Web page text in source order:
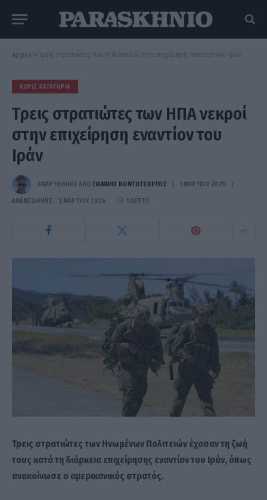
Αρχική » Tρεις στρατιώτες των ΗΠΑ νεκροί στην επιχείρηση εναντίον του Ιράν
ΧΩΡΊΣ ΚΑΤΗΓΟΡΊΑ
Tρεις στρατιώτες των ΗΠΑ νεκροί
στην επιχείρηση εναντίον του
Ιράν
ΑΝΑΡΤΗΘΗΚΕ ΑΠΟ ΓΙΆΝΝΗΣ ΚΟΝΤΟΓΕΏΡΓΟΣ 1 ΜΑΡΤΊΟΥ 2026
ΑΝΑΝΕΏΘΗΚΕ: 2 ΜΑΡΤΊΟΥ 2026 1 ΛΕΠΤΌ
Τρεις στρατιώτες των Ηνωμένων Πολιτειών έχασαν τη ζωή
τους κατά τη διάρκεια επιχείρησης εναντίον του Ιράν, όπως
ανακοίνωσε ο αμερικανικός στρατός.